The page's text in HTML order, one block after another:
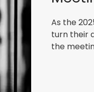
year
ahead
As the
turn their
the